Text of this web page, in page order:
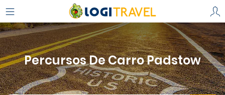
Percursos De Carro Padstow